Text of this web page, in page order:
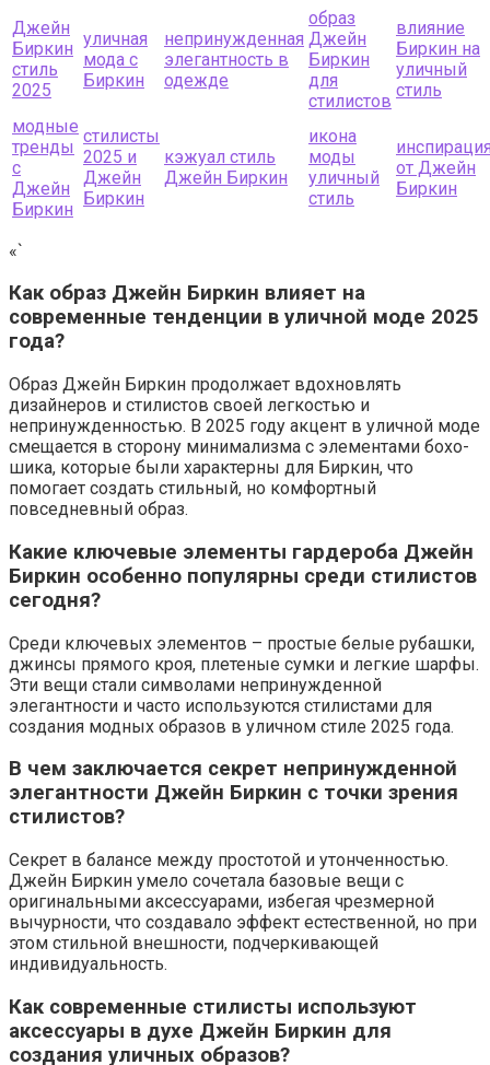
Джейн
Биркин
стиль
2025
уличная
мода с
Биркин
непринужденная
элегантность в
одежде
образ
Джейн
Биркин
для
стилистов
влияние
Биркин на
уличный
стиль
модные
тренды
с
Джейн
Биркин
стилисты
2025 и
Джейн
Биркин
кэжуал стиль
Джейн Биркин
икона
моды
уличный
стиль
от Джейн
Биркин
«`
Как образ Джейн Биркин влияет на
современные тенденции в уличной моде 2025
года?
Образ Джейн Биркин продолжает вдохновлять
дизайнеров и стилистов своей легкостью и
непринужденностью. В 2025 году акцент в уличной моде
смещается в сторону минимализма с элементами бохо-
шика, которые были характерны для Биркин, что
помогает создать стильный, но комфортный
повседневный образ.
Какие ключевые элементы гардероба Джейн
Биркин особенно популярны среди стилистов
сегодня?
Среди ключевых элементов – простые белые рубашки,
джинсы прямого кроя, плетеные сумки и легкие шарфы.
Эти вещи стали символами непринужденной
элегантности и часто используются стилистами для
создания модных образов в уличном стиле 2025 года.
В чем заключается секрет непринужденной
элегантности Джейн Биркин с точки зрения
стилистов?
Секрет в балансе между простотой и утонченностью.
Джейн Биркин умело сочетала базовые вещи с
оригинальными аксессуарами, избегая чрезмерной
вычурности, что создавало эффект естественной, но при
этом стильной внешности, подчеркивающей
индивидуальность.
Как современные стилисты используют
аксессуары в духе Джейн Биркин для
создания уличных образов?